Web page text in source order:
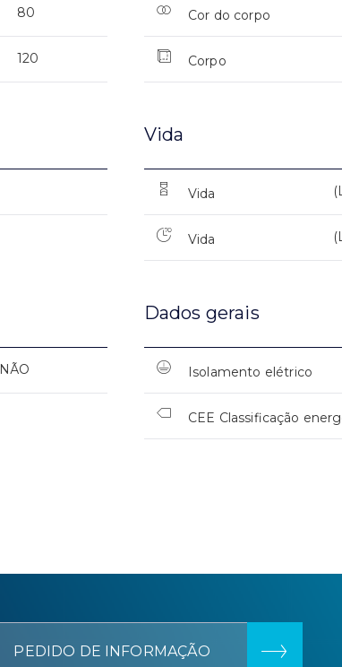
80
120
Cor do corpo
Corpo
Vida
Vida
Vida
NÃO
Dados gerais
Isolamento elétrico
CEE Classificação
PEDIDO DE INFORMAÇÃO